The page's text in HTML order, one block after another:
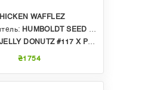
WAFFLEZ
HUMBOLDT SEED COMPANY
JELLY DONUTZ #117 X PURPLE CARTEL BY XOTIC FLAVORS
₴1754